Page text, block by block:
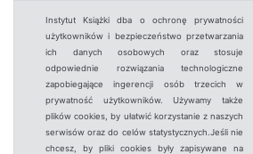
Instytut Książki dba o ochronę prywatności
użytkowników i bezpieczeństwo przetwarzania
ich danych osobowych oraz stosuje
odpowiednie rozwiązania technologiczne
zapobiegające ingerencji osób trzecich w
prywatność użytkowników. Używamy także
plików cookies, by ułatwić korzystanie z naszych
serwisów oraz do celów statystycznych.Jeśli nie
chcesz, by pliki cookies były zapisywane na